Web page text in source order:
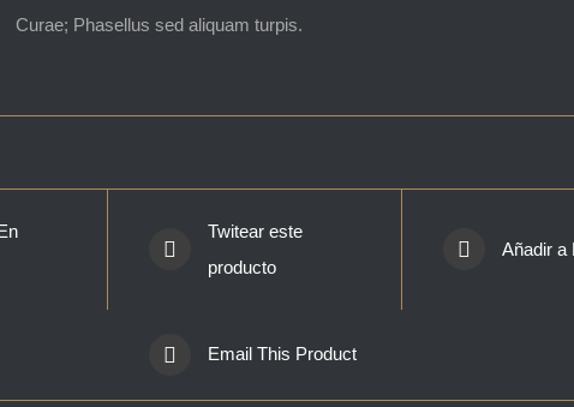
Curae; Phasellus sed aliquam turpis.
Twitear este
producto
Añadir a
Email This Product